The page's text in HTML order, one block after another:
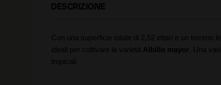
DESCRIZIONE
Con una superficie totale di 2,52 ettari e un terreno
ideali per coltivare la varietà Albillo mayor
. Una
tropicali